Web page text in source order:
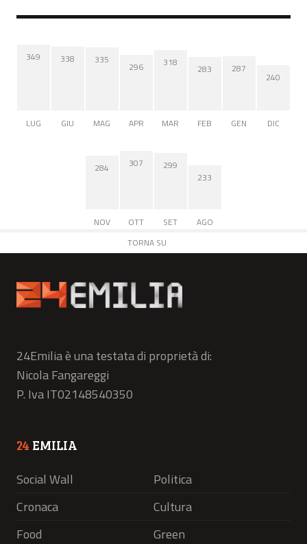
349
LUG
338
GIU
335
MAG
296
APR
318
MAR
283
FEB
287
GEN
240
DIC
284
NOV
307
OTT
299
SET
233
AGO
TORNA SU
24Emilia è una testata di proprietà di:
Nicola Fangareggi
P. Iva IT02148540350
24 EMILIA
Social Wall
Politica
Cronaca
Cultura
Food
Green